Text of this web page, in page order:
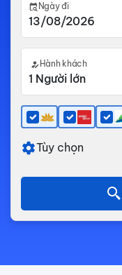
Ngày đi
Hành khách
Tùy chọn